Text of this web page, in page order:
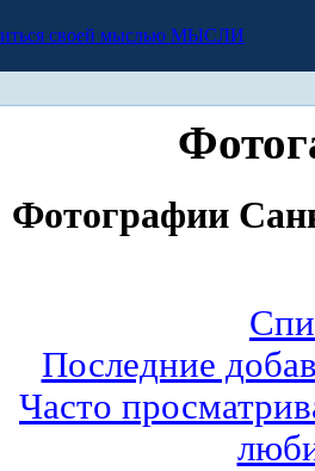
МЫСЛИ
Фотографии
Последние
Часто